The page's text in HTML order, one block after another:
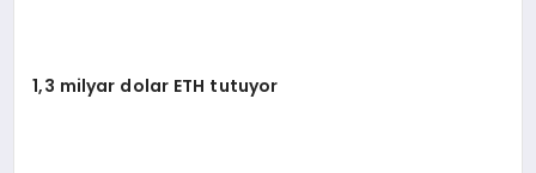
1,3 milyar dolar ETH tutuyor